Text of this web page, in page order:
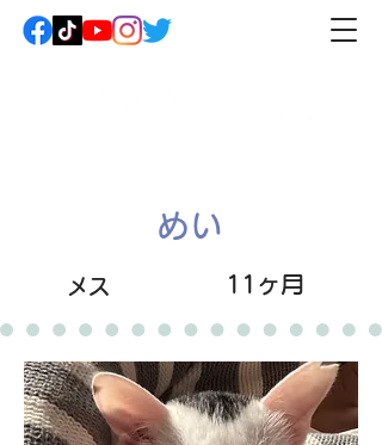
めい
メス 11ヶ月